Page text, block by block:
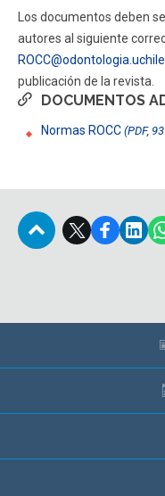
DOCUMENTOS
Normas ROCC (PDF,
Los documentos deben
autores al siguiente
publicación de la revista.